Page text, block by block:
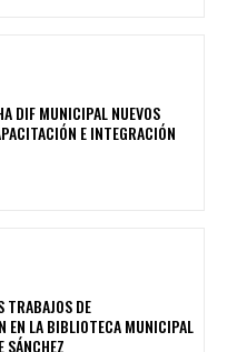
DIF MUNICIPAL NUEVOS
E INTEGRACIÓN
TRABAJOS DE
EN LA BIBLIOTECA MUNICIPAL
SÁNCHEZ